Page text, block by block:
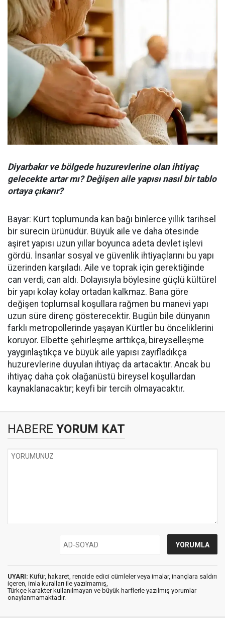
Diyarbakır ve bölgede huzurevlerine olan ihtiyaç
gelecekte artar mı? Değişen aile yapısı nasıl bir tablo
ortaya çıkarır?
Bayar: Kürt toplumunda kan bağı binlerce yıllık tarihsel
bir sürecin ürünüdür. Büyük aile ve daha ötesinde
aşiret yapısı uzun yıllar boyunca adeta devlet işlevi
gördü. İnsanlar sosyal ve güvenlik ihtiyaçlarını bu yapı
üzerinden karşıladı. Aile ve toprak için gerektiğinde
can verdi, can aldı. Dolayısıyla böylesine güçlü kültürel
bir yapı kolay kolay ortadan kalkmaz. Bana göre
değişen toplumsal koşullara rağmen bu manevi yapı
uzun süre direnç gösterecektir. Bugün bile dünyanın
farklı metropollerinde yaşayan Kürtler bu önceliklerini
koruyor. Elbette şehirleşme arttıkça, bireyselleşme
yaygınlaştıkça ve büyük aile yapısı zayıfladıkça
huzurevlerine duyulan ihtiyaç da artacaktır. Ancak bu
ihtiyaç daha çok olağanüstü bireysel koşullardan
kaynaklanacaktır; keyfi bir tercih olmayacaktır.
HABERE YORUM KAT
UYARI: Küfür, hakaret, rencide edici cümleler veya imalar, inançlara saldırı
içeren, imla kuralları ile yazılmamış,
Türkçe karakter kullanılmayan ve büyük harflerle yazılmış yorumlar
onaylanmamaktadır.